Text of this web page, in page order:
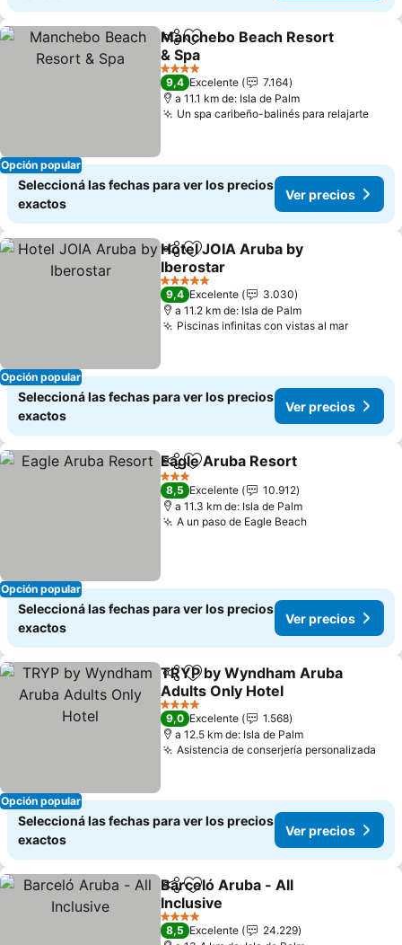
Opción popular
CompartirAñadir a favoritos
Manchebo Beach Resort
& Spa
4 Estrellas
9,4 Excelente
7.164
a 11.1 km de: Isla de Palm
Un spa caribeño-balinés para relajarte
Seleccioná las fechas para ver los precios
exactos
Ver precios
Opción popular
CompartirAñadir a favoritos
Hotel JOIA Aruba by
Iberostar
5 Estrellas
9,4 Excelente
3.030
a 11.2 km de: Isla de Palm
Piscinas infinitas con vistas al mar
Seleccioná las fechas para ver los precios
exactos
Ver precios
Opción popular
CompartirAñadir a favoritos
Eagle Aruba Resort
3 Estrellas
8,5 Excelente
10.912
a 11.3 km de: Isla de Palm
A un paso de Eagle Beach
Seleccioná las fechas para ver los precios
exactos
Ver precios
Opción popular
CompartirAñadir a favoritos
TRYP by Wyndham Aruba
Adults Only Hotel
4 Estrellas
9,0 Excelente
1.568
a 12.5 km de: Isla de Palm
Asistencia de conserjería personalizada
Seleccioná las fechas para ver los precios
exactos
Ver precios
CompartirAñadir a favoritos
Barceló Aruba - All
Inclusive
4 Estrellas
8,5 Excelente
24.229